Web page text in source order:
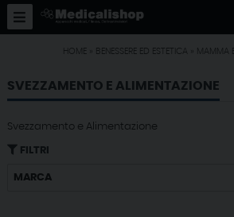
HOME BENESSERE ED ESTETICA MAMMA
SVEZZAMENTO E ALIMENTAZIONE
Svezzamento e Alimentazione
FILTRI
MARCA